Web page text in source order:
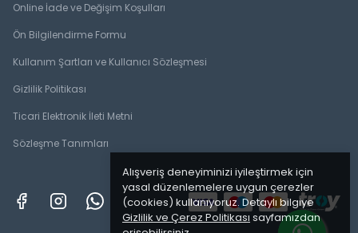
Alışveriş deneyiminizi iyileştirmek için
yasal düzenlemelere uygun çerezler
(cookies) kullanıyoruz. Detaylı bilgiye
Gizlilik ve Çerez Politikası sayfamızdan
Online İade ve Değişim Koşulları
Ön Bilgilendirme Formu
Kullanım Şartları ve Kullanıcı Sözleşmesi
Gizlilik Politikası
Ticari Elektronik İleti Metni
Sözleşme Tanımları